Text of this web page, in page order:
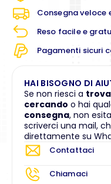
Consegna veloce
Reso facile e
Pagamenti sicuri
HAI BISOGNO DI
Se non riesci a
cercando o hai
consegna, non
scriverci una mail,
direttamente su
Contattaci
Chiamaci